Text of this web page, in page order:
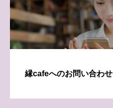
縁cafeへのお問い合わせ